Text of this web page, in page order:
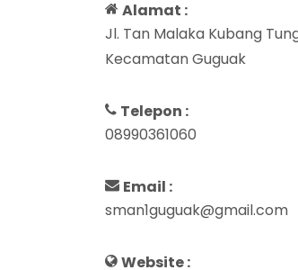
Alamat :
Jl. Tan Malaka Kubang
Kecamatan Guguak
Telepon :
08990361060
Email :
sman1guguak@gmail.com
Website :